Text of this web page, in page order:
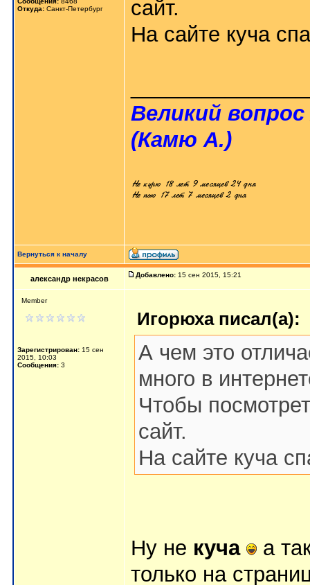
Откуда: Санкт-Петербург
сайт.
На сайте куча
Великий
(Камю А.)
Вернуться к началу
александр некрасов Добавлено: 15 сен 2015, 15:21
Member
Зарегистрирован: 15 сен
2015, 10:03
Сообщения: 3
Игорюха писал(а):
А чем это
много в
Чтобы
сайт.
На сайте куча
Ну не куча
а
только на